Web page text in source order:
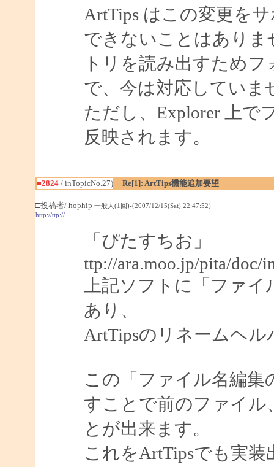
ArtTips はこの変更を
できないことはありま
トリを読み出すため
で、今は対応していま
ただし、Explorer 上で
反映されます。
■2824/ inTopicNo.27) Re[1]: ArtTips機能追加要望
□投稿者/ hophip 一般人(1回)-(2007/12/15(Sat) 22:47:52)
http://ttp://
「ぴたすちお」
ttp://ara.moo.jp/pita/doc/
上記ソフトに「ファ
あり、
ArtTipsのリネームヘ
この「ファイル名編集
すことで前のファイル
とが出来ます。
これをArtTipsでも実